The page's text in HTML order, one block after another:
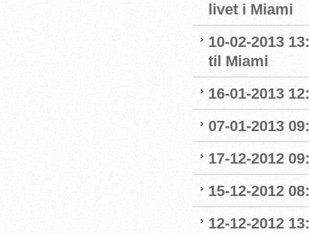
livet i Miami
10-02-2013
til Miami
16-01-2013
07-01-2013
17-12-2012
15-12-2012
12-12-2012